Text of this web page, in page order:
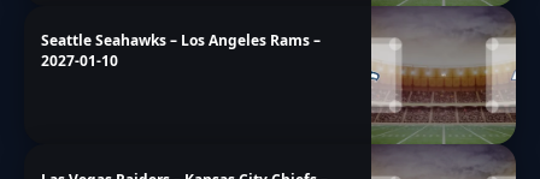
Seattle Seahawks – Los Angeles Rams –
2027-01-10